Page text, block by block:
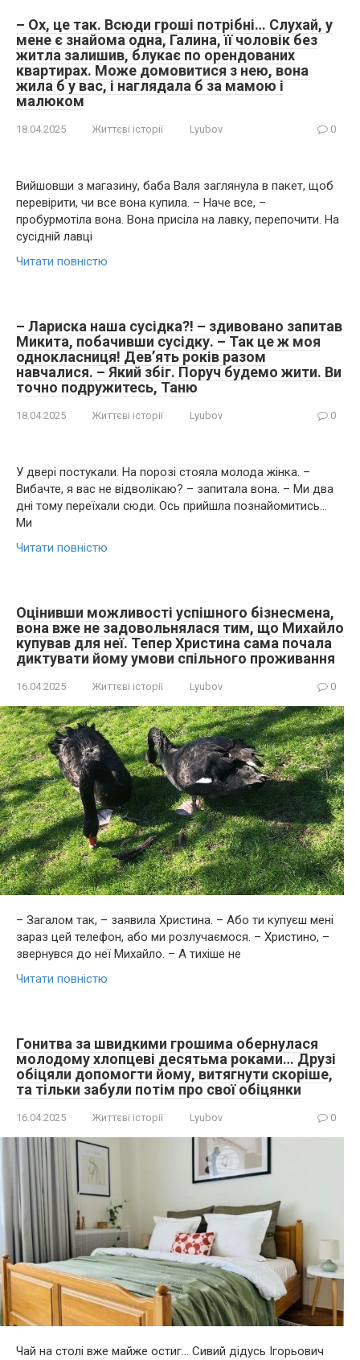
– Ох, це так. Всюди гроші потрібні… Слухай, у
мене є знайома одна, Галина, її чоловік без
житла залишив, блукає по орендованих
квартирах. Може домовитися з нею, вона
жила б у вас, і наглядала б за мамою і
малюком
18.04.2025 Життєві історії Lyubov 0
Вийшовши з магазину, баба Валя заглянула в пакет, щоб
перевірити, чи все вона купила. – Наче все, –
пробурмотіла вона. Вона присіла на лавку, перепочити. На
сусідній лавці
Читати повністю
– Лариска наша сусідка?! – здивовано запитав
Микита, побачивши сусідку. – Так це ж моя
однокласниця! Дев’ять років разом
навчалися. – Який збіг. Поруч будемо жити. Ви
точно подружитесь, Таню
18.04.2025 Життєві історії Lyubov 0
У двері постукали. На порозі стояла молода жінка. –
Вибачте, я вас не відволікаю? – запитала вона. – Ми два
дні тому переїхали сюди. Ось прийшла познайомитись…
Ми
Читати повністю
Оцінивши можливості успішного бізнесмена,
вона вже не задовольнялася тим, що Михайло
купував для неї. Тепер Христина сама почала
диктувати йому умови спільного проживання
16.04.2025 Життєві історії Lyubov 0
– Загалом так, – заявила Христина. – Або ти купуєш мені
зараз цей телефон, або ми розлучаємося. – Христино, –
звернувся до неї Михайло. – А тихіше не
Читати повністю
Гонитва за швидкими грошима обернулася
молодому хлопцеві десятьма роками… Друзі
обіцяли допомогти йому, витягнути скоріше,
та тільки забули потім про свої обіцянки
16.04.2025 Життєві історії Lyubov 0
Чай на столі вже майже остиг… Сивий дідусь Ігорьович